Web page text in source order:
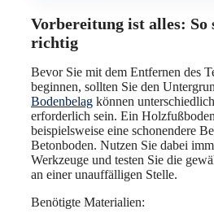
Vorbereitung ist alles: So
richtig
Bevor Sie mit dem Entfernen des
beginnen, sollten Sie den
Bodenbelag können
erforderlich sein. Ein
beispielsweise eine schonendere
Betonboden. Nutzen Sie dabei
Werkzeuge und testen Sie die
an einer unauffälligen Stelle.
Benötigte Materialien: